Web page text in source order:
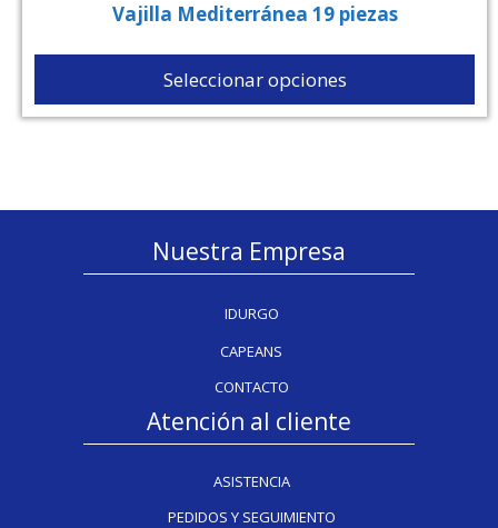
Vajilla Mediterránea 19 piezas
Seleccionar opciones
Nuestra Empresa
IDURGO
CAPEANS
CONTACTO
Atención al cliente
ASISTENCIA
PEDIDOS Y SEGUIMIENTO